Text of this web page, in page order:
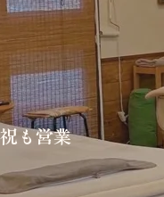
も営業